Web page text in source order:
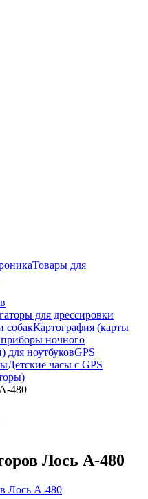
Товары для
для дрессировки
собакКартография (карты
ночного
для ноутбуковGPS
Детские часы с GPS
480
Лось А-480